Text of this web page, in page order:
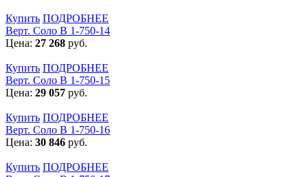
Купить ПОДРОБНЕЕ
Верт. Соло В 1-750-14
Цена: 27 268 руб.
Купить ПОДРОБНЕЕ
Верт. Соло В 1-750-15
Цена: 29 057 руб.
Купить ПОДРОБНЕЕ
Верт. Соло В 1-750-16
Цена: 30 846 руб.
Купить ПОДРОБНЕЕ